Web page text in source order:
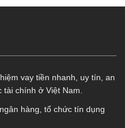
vay tiền nhanh, uy tín, an
tài chính ở Việt Nam.
hàng, tổ chức tín dụng